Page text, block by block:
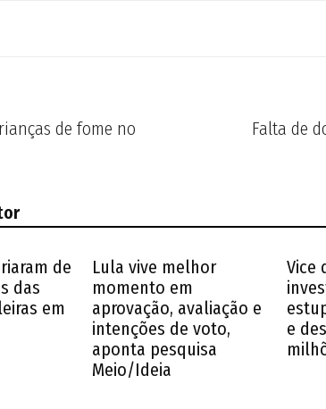
de fome no
Falta de
de
das
em
Lula vive melhor
momento em
aprovação, avaliação e
intenções de voto,
aponta pesquisa
Meio/Ideia
Vice
e